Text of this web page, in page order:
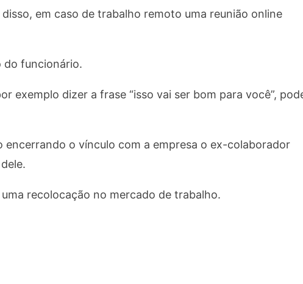
em caso de trabalho remoto uma reunião online
do funcionário.
exemplo dizer a frase “isso vai ser bom para você”,
encerrando o vínculo com a empresa o ex-colaborador
recolocação no mercado de trabalho.